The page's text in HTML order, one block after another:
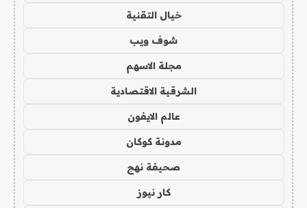
خيال التقنية
شوف ويب
مجلة الاسهم
الشرقية الاقتصادية
عالم الايفون
مدونة كوكان
صحيفة نهج
كار نيوز